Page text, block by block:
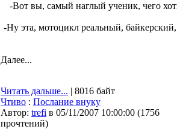
-Вот вы, самый наглый ученик, чего
-Ну эта, мотоцикл реальный,
Далее...
Читать дальше... | 8016 байт
Чтиво : Послание внуку
Автор: trefi в 05/11/2007 10:00:00 (1756
прочтений)